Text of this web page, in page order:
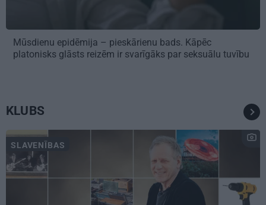
Mūsdienu epidēmija – pieskārienu bads. Kāpēc
platonisks glāsts reizēm ir svarīgāks par seksuālu tuvību
KLUBS
SLAVENĪBAS